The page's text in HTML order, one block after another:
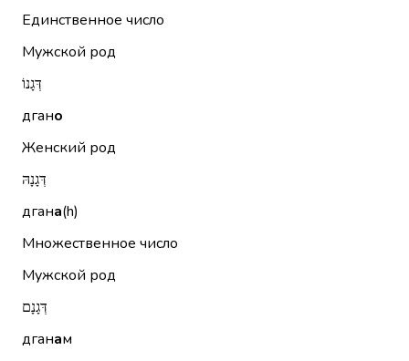
Единственное число
Мужской род
דְּגָנוֹ
дгано
Женский род
דְּגָנָהּ
дгана(h)
Множественное число
Мужской род
דְּגָנָם
дганам